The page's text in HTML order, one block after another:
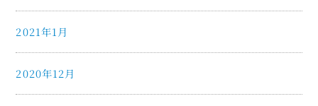
2021年1月
2020年12月